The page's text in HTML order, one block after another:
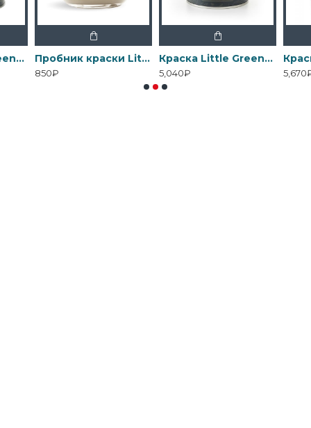
Краска Little Greene Interior Oil Eggshell Пробник краски Little Greene Absolute Matt Emulsion 60 мл
850₽
Краска Little Greene Absolute Matt Emulsion
5,040₽